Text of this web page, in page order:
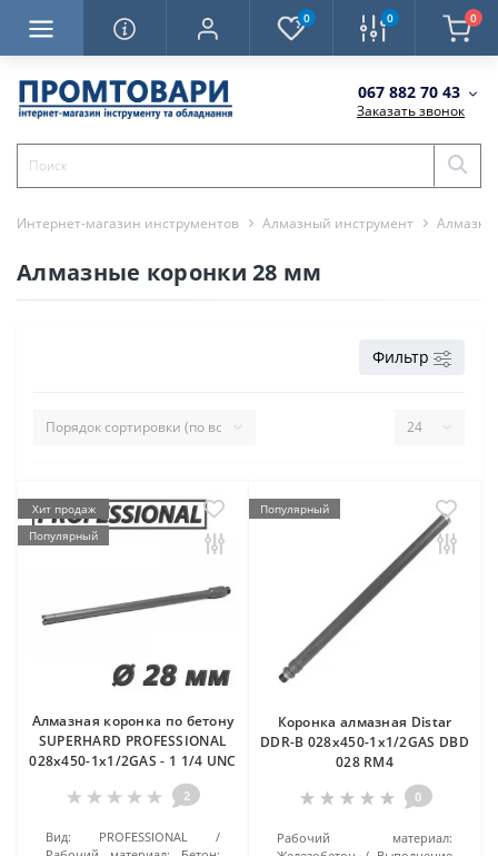
0 0 0
067 882 70 43
Заказать звонок
Интернет-магазин инструментов Алмазный инструмент
Алмазные коронки 28 мм
Фильтр
Хит продаж
Популярный
Алмазная коронка по бетону
SUPERHARD PROFESSIONAL
028x450-1x1/2GAS - 1 1/4 UNC
2
Вид:
PROFESSIONAL
Популярный
Коронка алмазная Distar
DDR-B 028x450-1x1/2GAS DBD
028 RM4
0
Рабочий материал: